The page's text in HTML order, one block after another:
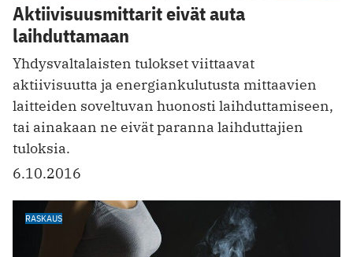
Aktiivisuusmittarit eivät auta
laihduttamaan
Yhdysvaltalaisten tulokset viittaavat
aktiivisuutta ja energiankulutusta mittaavien
laitteiden soveltuvan huonosti laihduttamiseen,
tai ainakaan ne eivät paranna laihduttajien
tuloksia.
6.10.2016
RASKAUS